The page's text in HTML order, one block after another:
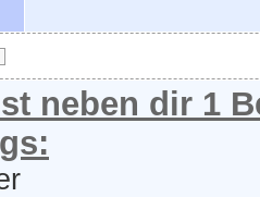
neben dir 1